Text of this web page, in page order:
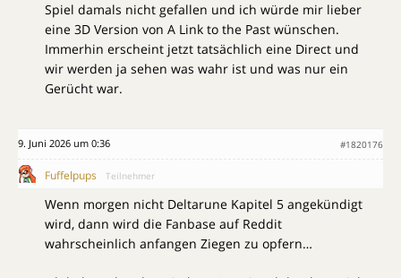
Spiel damals nicht gefallen und ich würde mir lieber
eine 3D Version von A Link to the Past wünschen.
Immerhin erscheint jetzt tatsächlich eine Direct und
wir werden ja sehen was wahr ist und was nur ein
Gerücht war.
9. Juni 2026 um 0:36 #1820176
Fuffelpups Teilnehmer
Wenn morgen nicht Deltarune Kapitel 5 angekündigt
wird, dann wird die Fanbase auf Reddit
wahrscheinlich anfangen Ziegen zu opfern…